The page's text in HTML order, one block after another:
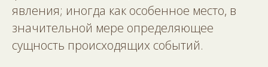
явления; иногда как особенное место, в
значительной мере определяющее
сущность происходящих событий.